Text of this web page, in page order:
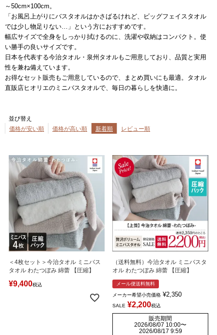
～50cm×100cm。
「お風呂上がりにバスタオルはかさばるけれど、ビッグフェイスタオル
では少し物足りない…」という方におすすめです。
幅広サイズで全身をしっかり拭けるのに、洗濯や収納はコンパクト。使
い勝手の良いサイズです。
日本を代表する今治タオル・泉州タオルもご用意しており、品質と実用
性を兼ね備えています。
お得なセット販売もご用意しているので、まとめ買いにも最適。タオル
直販店ヒオリエのミニバスタオルで、毎日の暮らしを快適に。
並び替え
価格が安い順
価格が高い順 新着順 レビュー順
＜4枚セット＞今治タオル ミニバス
タオル わたつぼみ 綿蕾 【圧縮】
¥9,400税込
（送料無料）今治タオル ミニバスタ
オル わたつぼみ 綿蕾 【圧縮】
メール便送料無料
メーカー希望小売価格 ¥2,350
SALE ¥2,200税込
販売期間
2026/08/07 10:00〜
2026/08/17 9:59